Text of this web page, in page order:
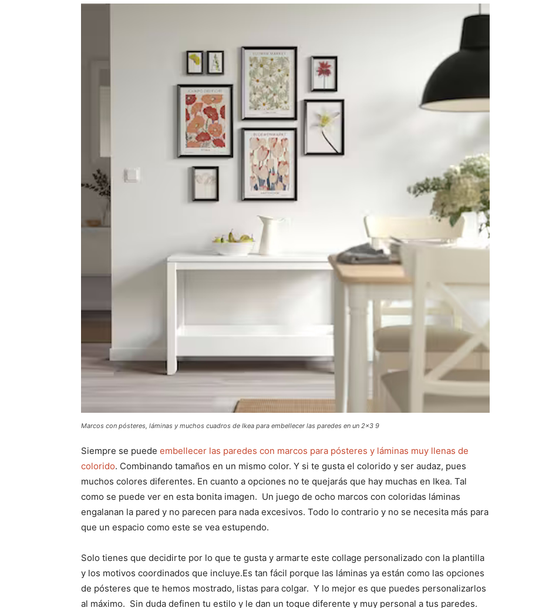
Marcos con pósteres, láminas y muchos cuadros de Ikea para embellecer las paredes en un 2x3 9
Siempre se puede embellecer las paredes con marcos para pósteres y láminas muy llenas de
colorido. Combinando tamaños en un mismo color. Y si te gusta el colorido y ser audaz, pues
muchos colores diferentes. En cuanto a opciones no te quejarás que hay muchas en Ikea. Tal
como se puede ver en esta bonita imagen. Un juego de ocho marcos con coloridas láminas
engalanan la pared y no parecen para nada excesivos. Todo lo contrario y no se necesita más para
que un espacio como este se vea estupendo.
Solo tienes que decidirte por lo que te gusta y armarte este collage personalizado con la plantilla
y los motivos coordinados que incluye.Es tan fácil porque las láminas ya están como las opciones
de pósteres que te hemos mostrado, listas para colgar. Y lo mejor es que puedes personalizarlos
al máximo. Sin duda definen tu estilo y le dan un toque diferente y muy personal a tus paredes.